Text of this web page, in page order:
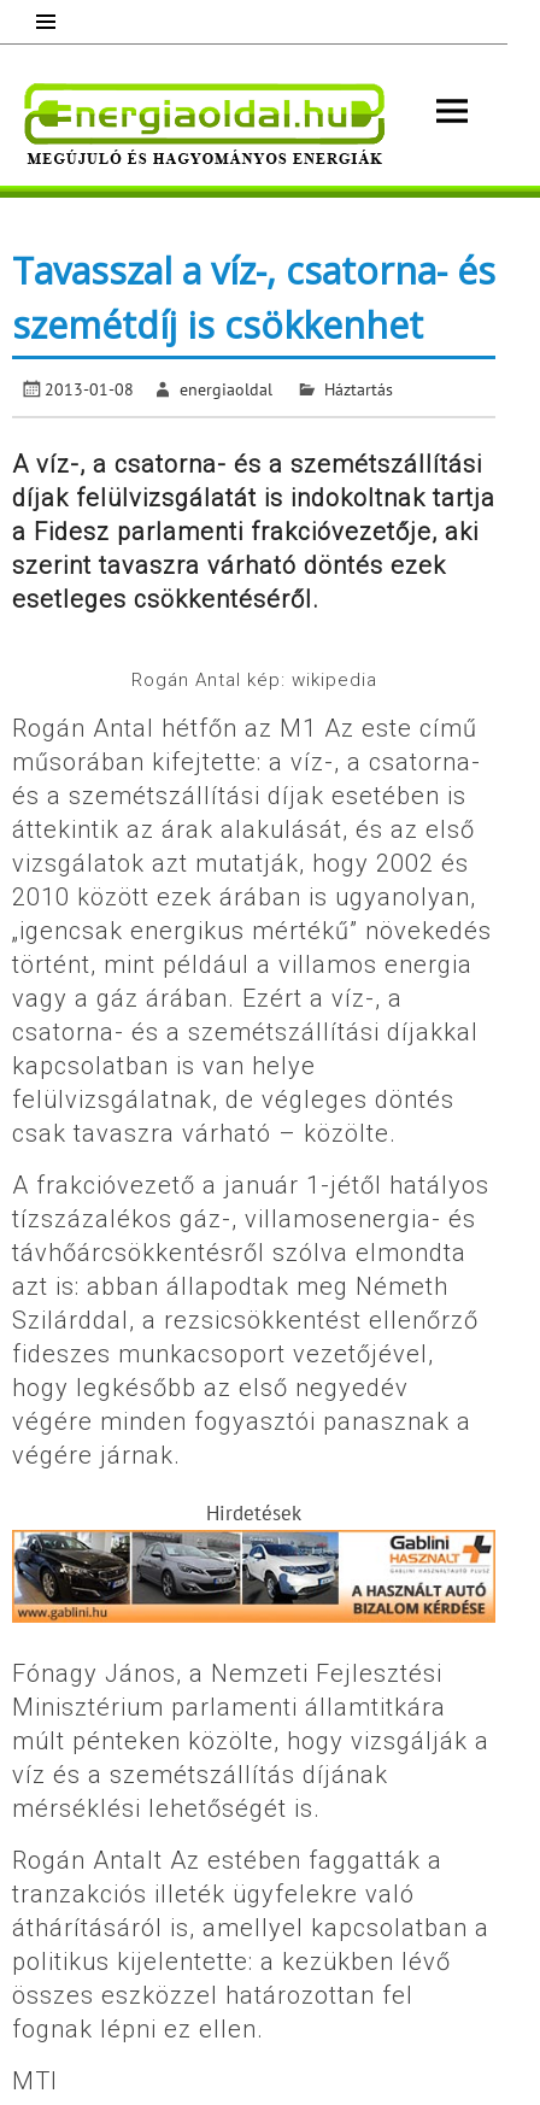
content
Megújuló és hagyományos energiák.
Tavasszal a víz-, csatorna- és
szemétdíj is csökkenhet
2013-01-08 energiaoldal Háztartás
A víz-, a csatorna- és a szemétszállítási
díjak felülvizsgálatát is indokoltnak tartja
a Fidesz parlamenti frakcióvezetője, aki
szerint tavaszra várható döntés ezek
esetleges csökkentéséről.
Rogán Antal kép: wikipedia
Rogán Antal hétfőn az M1 Az este című
műsorában kifejtette: a víz-, a csatorna-
és a szemétszállítási díjak esetében is
áttekintik az árak alakulását, és az első
vizsgálatok azt mutatják, hogy 2002 és
2010 között ezek árában is ugyanolyan,
„igencsak energikus mértékű” növekedés
történt, mint például a villamos energia
vagy a gáz árában. Ezért a víz-, a
csatorna- és a szemétszállítási díjakkal
kapcsolatban is van helye
felülvizsgálatnak, de végleges döntés
csak tavaszra várható – közölte.
A frakcióvezető a január 1-jétől hatályos
tízszázalékos gáz-, villamosenergia- és
távhőárcsökkentésről szólva elmondta
azt is: abban állapodtak meg Németh
Szilárddal, a rezsicsökkentést ellenőrző
fideszes munkacsoport vezetőjével,
hogy legkésőbb az első negyedév
végére minden fogyasztói panasznak a
végére járnak.
Hirdetések
Fónagy János, a Nemzeti Fejlesztési
Minisztérium parlamenti államtitkára
múlt pénteken közölte, hogy vizsgálják a
víz és a szemétszállítás díjának
mérséklési lehetőségét is.
Rogán Antalt Az estében faggatták a
tranzakciós illeték ügyfelekre való
áthárításáról is, amellyel kapcsolatban a
politikus kijelentette: a kezükben lévő
összes eszközzel határozottan fel
fognak lépni ez ellen.
MTI